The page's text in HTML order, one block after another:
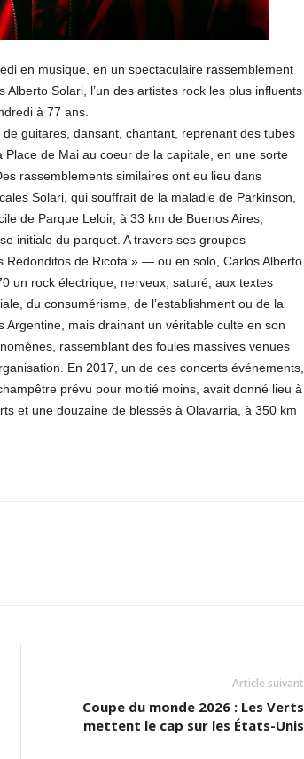
en musique, en un spectaculaire rassemblement
Solari, l’un des artistes rock les plus influents
à 77 ans.
guitares, dansant, chantant, reprenant des tubes
de Mai au coeur de la capitale, en une sorte
rassemblements similaires ont eu lieu dans
Solari, qui souffrait de la maladie de Parkinson,
de Parque Leloir, à 33 km de Buenos Aires,
initiale du parquet. A travers ses groupes
de Ricota » — ou en solo, Carlos Alberto
un rock électrique, nerveux, saturé, aux textes
du consumérisme, de l’establishment ou de la
Argentine, mais drainant un véritable culte en son
rassemblant des foules massives venues
En 2017, un de ces concerts événements,
prévu pour moitié moins, avait donné lieu à
et une douzaine de blessés à Olavarria, à 350 km
Article suivant
Coupe du monde 2026 : Les Verts
mettent le cap sur les États-Unis